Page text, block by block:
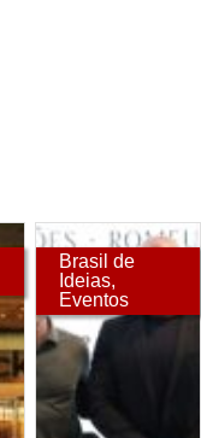
Brasil de
Ideias,
Eventos